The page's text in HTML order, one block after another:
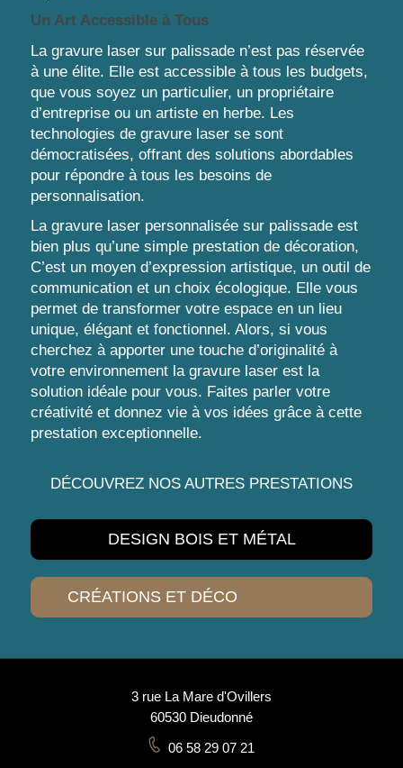
Un Art Accessible à Tous
La gravure laser sur palissade n’est pas réservée
à une élite. Elle est accessible à tous les budgets,
que vous soyez un particulier, un propriétaire
d’entreprise ou un artiste en herbe. Les
technologies de gravure laser se sont
démocratisées, offrant des solutions abordables
pour répondre à tous les besoins de
personnalisation.
La gravure laser personnalisée sur palissade est
bien plus qu’une simple prestation de décoration,
C’est un moyen d’expression artistique, un outil de
communication et un choix écologique. Elle vous
permet de transformer votre espace en un lieu
unique, élégant et fonctionnel. Alors, si vous
cherchez à apporter une touche d’originalité à
votre environnement la gravure laser est la
solution idéale pour vous. Faites parler votre
créativité et donnez vie à vos idées grâce à cette
prestation exceptionnelle.
DÉCOUVREZ NOS AUTRES PRESTATIONS
DESIGN BOIS ET MÉTAL
CRÉATIONS ET DÉCO
3 rue La Mare d'Ovillers
60530 Dieudonné
06 58 29 07 21